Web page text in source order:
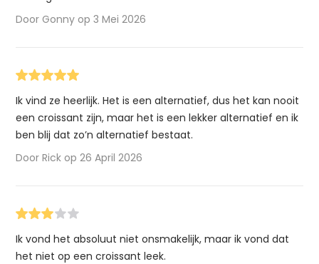
Door Gonny op 3 Mei 2026
Ik vind ze heerlijk. Het is een alternatief, dus het kan nooit
een croissant zijn, maar het is een lekker alternatief en ik
ben blij dat zo’n alternatief bestaat.
Door Rick op 26 April 2026
Ik vond het absoluut niet onsmakelijk, maar ik vond dat
het niet op een croissant leek.